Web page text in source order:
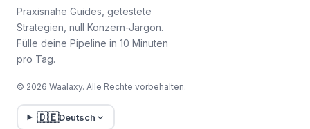
Praxisnahe Guides, getestete
Strategien, null Konzern-Jargon.
Fülle deine Pipeline in 10 Minuten
pro Tag.
© 2026 Waalaxy. Alle Rechte vorbehalten.
🇩🇪Deutsch